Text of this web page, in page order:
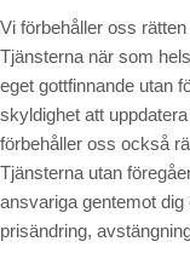
Vi förbehåller oss
Tjänsterna när som
eget gottfinnande utan
skyldighet att
förbehåller oss också
Tjänsterna utan
ansvariga gentemot dig
prisändring,